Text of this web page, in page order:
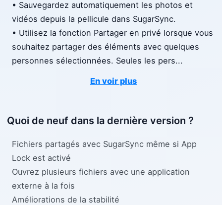
• Sauvegardez automatiquement les photos et
vidéos depuis la pellicule dans SugarSync.
• Utilisez la fonction Partager en privé lorsque vous
souhaitez partager des éléments avec quelques
personnes sélectionnées. Seules les pers...
En voir plus
Quoi de neuf dans la dernière version ?
Fichiers partagés avec SugarSync même si App
Lock est activé
Ouvrez plusieurs fichiers avec une application
externe à la fois
Améliorations de la stabilité